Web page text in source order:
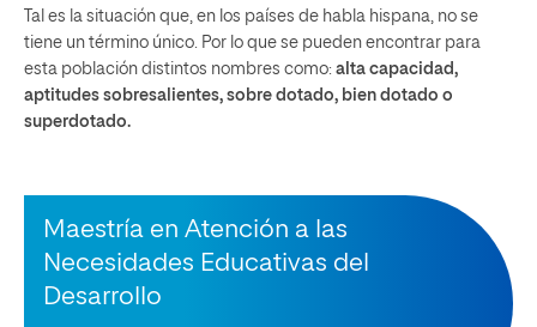
Tal es la situación que, en los países de habla hispana, no se
tiene un término único. Por lo que se pueden encontrar para
esta población distintos nombres como: alta capacidad,
aptitudes sobresalientes, sobre dotado, bien dotado o
superdotado.
Maestría en Atención a las
Necesidades Educativas del
Desarrollo